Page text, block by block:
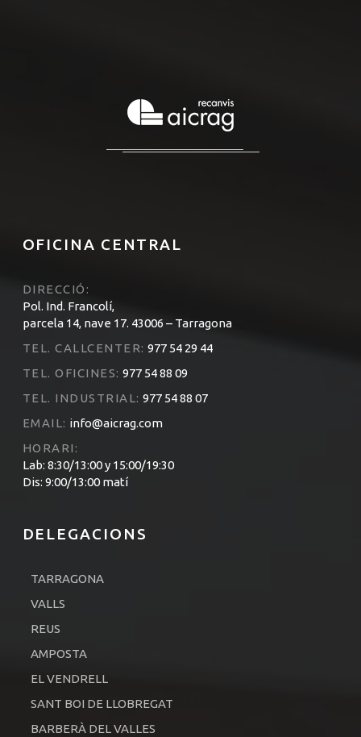
OFICINA CENTRAL
DIRECCIÓ:
Pol. Ind. Francolí,
parcela 14, nave 17. 43006 – Tarragona
TEL. CALLCENTER: 977 54 29 44
TEL. OFICINES: 977 54 88 09
TEL. INDUSTRIAL: 977 54 88 07
EMAIL: info@aicrag.com
HORARI:
Lab: 8:30/13:00 y 15:00/19:30
Dis: 9:00/13:00 matí
DELEGACIONS
TARRAGONA
VALLS
REUS
AMPOSTA
EL VENDRELL
SANT BOI DE LLOBREGAT
BARBERÀ DEL VALLES